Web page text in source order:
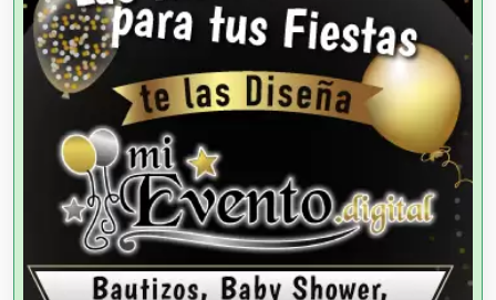
Agencias de Cobranza
Agencias de Colocación
Agencias de Modelos